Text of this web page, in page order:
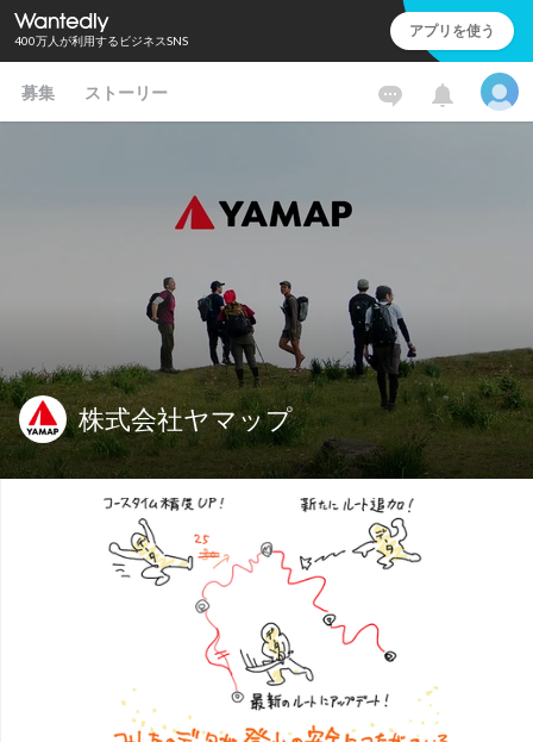
400万人が利用するビジネスSNS アプリを使う
募集 ストーリー
株式会社ヤマップ